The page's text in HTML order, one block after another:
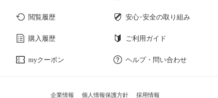
閲覧履歴 安心･安全の取り組み
購入履歴 ご利用ガイド
myクーポン ヘルプ・問い合わせ
企業情報 個人情報保護方針 採用情報